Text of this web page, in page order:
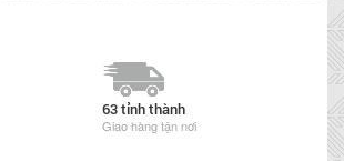
63 tỉnh thành
Giao hàng tận nơi